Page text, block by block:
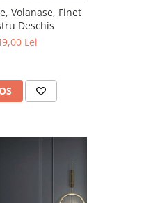
Volanase, Finet
Deschis
Lei